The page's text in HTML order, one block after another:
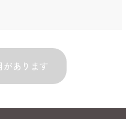
があります